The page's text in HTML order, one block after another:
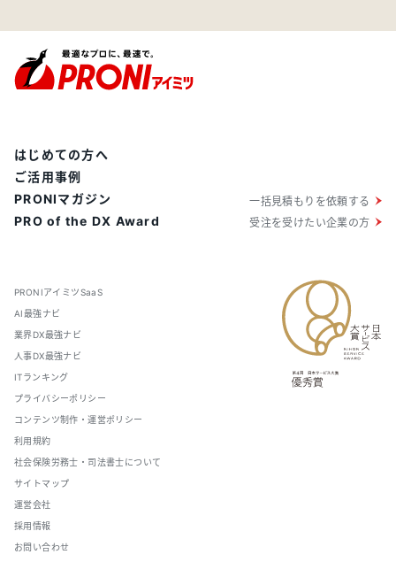
PRONIアイミツSaaS
AI最強ナビ
業界DX最強ナビ
人事DX最強ナビ
ITランキング
プライバシーポリシー
コンテンツ制作・運営ポリシー
利用規約
社会保険労務士・司法書士について
サイトマップ
運営会社
採用情報
お問い合わせ
はじめての方へ
ご活用事例
PRONIマガジン
PRO of the DX Award
一括見積もりを依頼する
受注を受けたい企業の方